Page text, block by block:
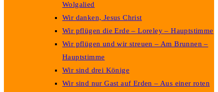
Wolgalied
Wir danken, Jesus Christ
Wir pflügen die Erde – Loreley – Hauptstimme
Wir pflügen und wir streuen – Am Brunnen –
Hauptstimme
Wir sind drei Könige
Wir sind nur Gast auf Erden – Aus einer roten